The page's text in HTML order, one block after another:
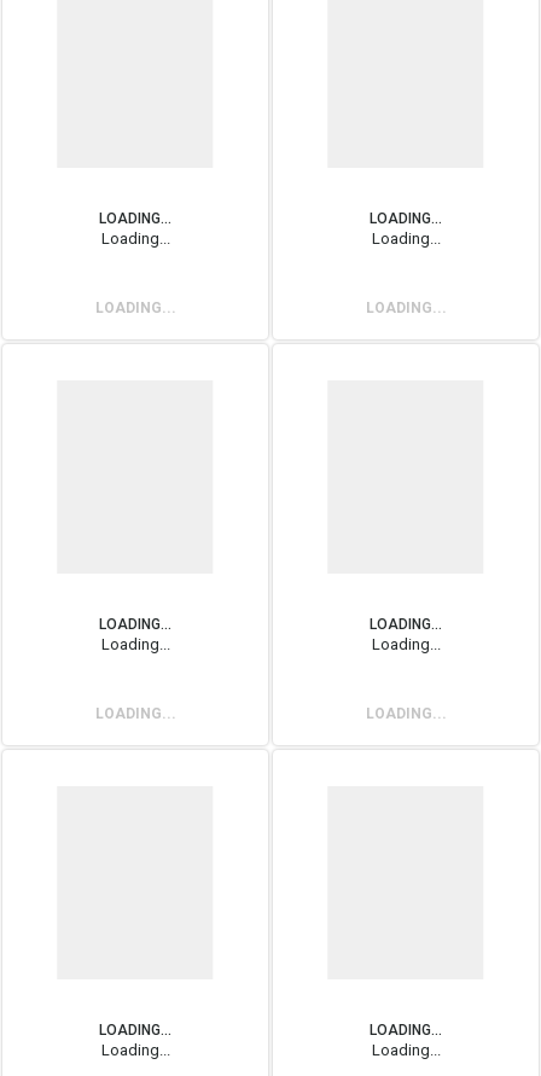
LOADING...
Loading...
LOADING...
LOADING...
Loading...
LOADING...
LOADING...
Loading...
LOADING...
LOADING...
Loading...
LOADING...
LOADING...
Loading...
LOADING...
Loading...